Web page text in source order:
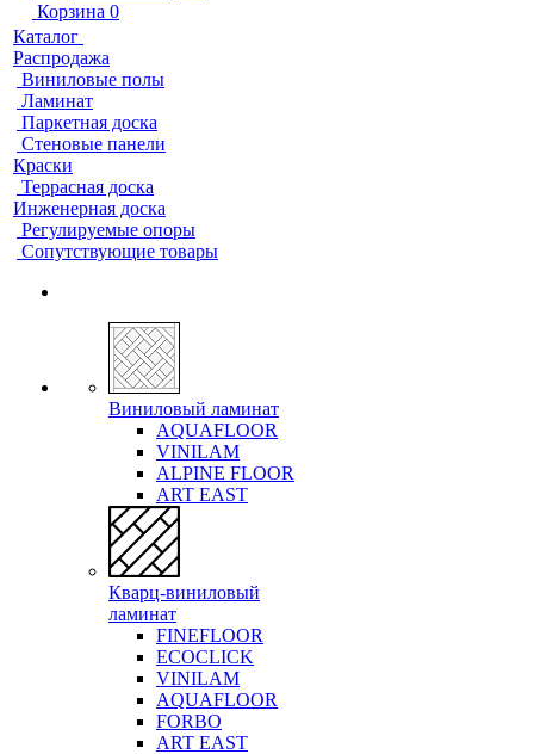
Корзина 0
Каталог
Распродажа
Виниловые полы
Ламинат
Паркетная доска
Стеновые панели
Краски
Террасная доска
Инженерная доска
Регулируемые опоры
Сопутствующие товары
Виниловый ламинат
AQUAFLOOR
VINILAM
ALPINE FLOOR
ART EAST
Кварц-виниловый
ламинат
FINEFLOOR
ECOCLICK
VINILAM
AQUAFLOOR
FORBO
ART EAST